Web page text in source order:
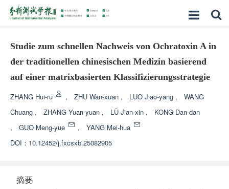
Studie zum schnellen Nachweis von Ochratoxin A in
der traditionellen chinesischen Medizin basierend
auf einer matrixbasierten Klassifizierungsstrategie
ZHANG Hui-ru , ZHU Wan-xuan , LUO Jiao-yang ,
WANG
Chuang , ZHANG Yuan-yuan , LÜ Jian-xin ,
KONG Dan-dan
,
GUO Meng-yue ,
YANG Mei-hua
DOI： 10.12452/j.fxcsxb.25082905
摘要